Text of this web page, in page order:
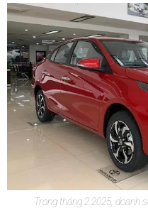
Trong tháng 2.2025, doanh